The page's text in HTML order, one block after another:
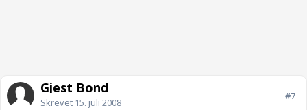
Gjest Bond
Skrevet 15. juli 2008
#7